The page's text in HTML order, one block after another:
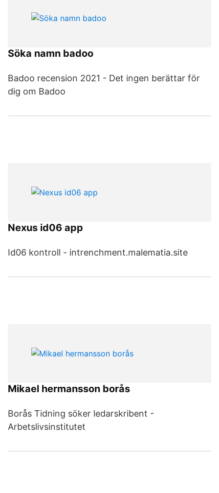
Söka namn badoo
Badoo recension 2021 - Det ingen berättar för
dig om Badoo
Nexus id06 app
Id06 kontroll - intrenchment.malematia.site
Mikael hermansson borås
Borås Tidning söker ledarskribent -
Arbetslivsinstitutet